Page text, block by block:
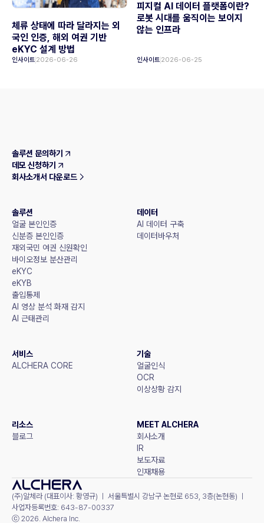
체류 상태에 따라 달라지는 외
국인 인증, 해외 여권 기반
eKYC 설계 방법
인사이트 2026-06-26
피지컬 AI 데이터 플랫폼이란?
로봇 시대를 움직이는 보이지
않는 인프라
인사이트 2026-06-25
솔루션 문의하기
데모 신청하기
회사소개서 다운로드
솔루션
얼굴 본인인증
신분증 본인인증
재외국민 여권 신원확인
바이오정보 분산관리
eKYC
eKYB
출입통제
AI 영상 분석 화재 감지
AI 근태관리
데이터
AI 데이터 구축
데이터바우처
서비스
ALCHERA CORE
기술
얼굴인식
OCR
이상상황 감지
리소스
블로그
MEET ALCHERA
회사소개
IR
보도자료
인재채용
(주)알체라 (대표이사: 황영규) ㅣ 서울특별시 강남구 논현로 653, 3층(논현동) ㅣ
사업자등록번호: 643-87-00337
ⓒ 2026. Alchera Inc.